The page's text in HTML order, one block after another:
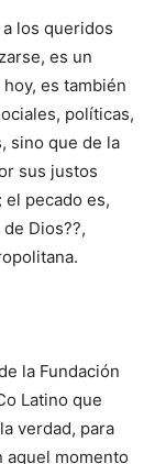
los queridos
es un
es también
políticas,
sino que de la
sus justos
el pecado es,
Dios??,
la Fundación
Latino que
verdad, para
aquel momento